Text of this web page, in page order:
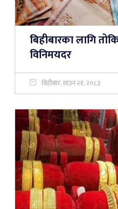
बिहीबारका लागि
विनिमयदर
बिहीबार, साउन २१, २०८३